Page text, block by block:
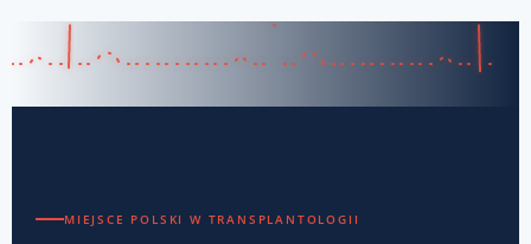
MIEJSCE POLSKI W TRANSPLANTOLOGII